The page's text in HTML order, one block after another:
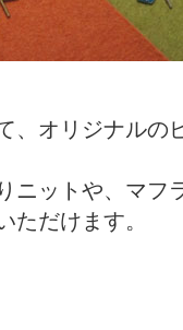
、オリジナルの
ニットや、マフ
ただけます。